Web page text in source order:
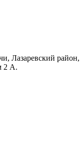
Лазаревский район,
2 А.